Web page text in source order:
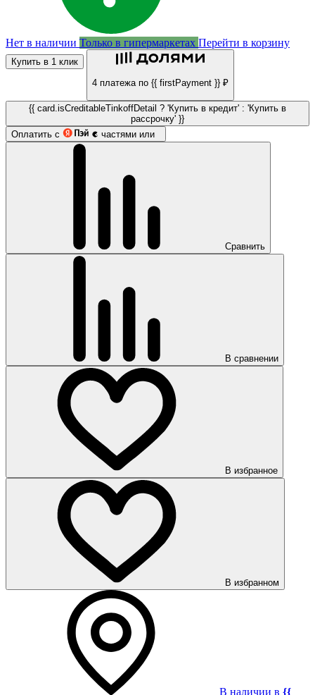
Нет в наличии Только в гипермаркетах Перейти в корзину
Купить в 1 клик
4 платежа по {{ firstPayment }} ₽
{{ card.isCreditableTinkoffDetail ? 'Купить в кредит' : 'Купить в
рассрочку' }}
Оплатить с
частями или
Сравнить
В сравнении
В избранное
В избранном
В наличии в {{